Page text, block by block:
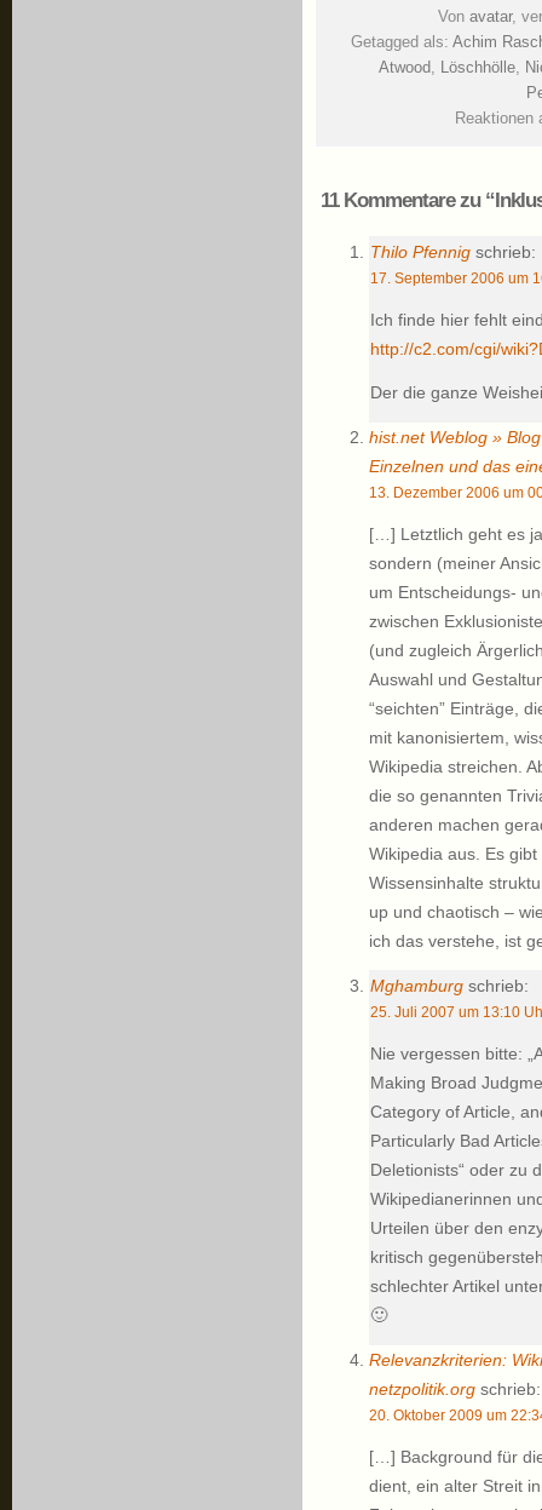
Von avatar,
Getagged als: Achim
Atwood, Löschhölle,
11 Kommentare zu
Thilo Pfennig schrieb:
17. September 2006 um
Ich finde hier fehlt
http://c2.com/cgi/
Der die ganze
hist.net Weblog »
Einzelnen und das
13. Dezember 2006 um
[…] Letztlich geht es ja
sondern (meiner
um Entscheidungs-
zwischen
(und zugleich
Auswahl und
“seichten” Einträge,
mit kanonisiertem,
Wikipedia streichen.
die so genannten
anderen machen
Wikipedia aus. Es
Wissensinhalte
up und chaotisch –
ich das verstehe, ist
Mghamburg schrieb:
25. Juli 2007 um 13:10
Nie vergessen bitte:
Making Broad
Category of Article,
Particularly Bad
Deletionists“ oder zu
Wikipedianerinnen
Urteilen über den
kritisch
schlechter Artikel
🙂
Relevanzkriterien:
netzpolitik.org schrieb:
20. Oktober 2009 um
[…] Background für
dient, ein alter Streit